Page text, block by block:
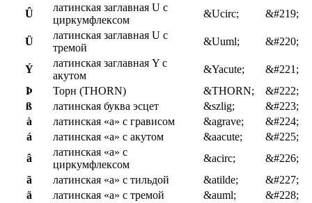
Û
латинская заглавная U с
циркумфлексом
&Ucirc; &#219;
Ü
латинская заглавная U с
тремой
&Uuml; &#220;
Ý
латинская заглавная Y с
акутом
&Yacute;
&#221;
Þ
Торн (THORN) &THORN;
&#222;
ß
латинская буква эсцет &szlig;
&#223;
à
латинская «a» с грависом &agrave;
&#224;
á
латинская «a» с акутом &aacute;
&#225;
â
латинская «a» с
циркумфлексом
&acirc;
&#226;
ã
латинская «a» с тильдой &atilde;
&#227;
ä
латинская «a» с тремой &auml;
&#228;